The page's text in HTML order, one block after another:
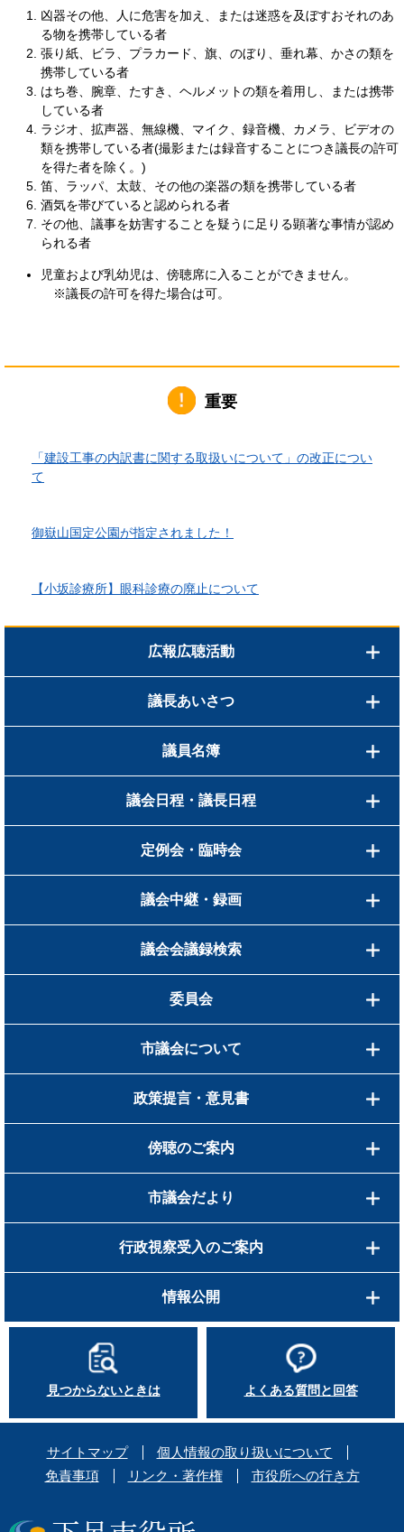
凶器その他、人に危害を加え、または迷惑を及ぼすおそれのあ
る物を携帯している者
張り紙、ビラ、プラカード、旗、のぼり、垂れ幕、かさの類を
携帯している者
はち巻、腕章、たすき、ヘルメットの類を着用し、または携帯
している者
ラジオ、拡声器、無線機、マイク、録音機、カメラ、ビデオの
類を携帯している者(撮影または録音することにつき議長の許可
を得た者を除く。)
笛、ラッパ、太鼓、その他の楽器の類を携帯している者
酒気を帯びていると認められる者
その他、議事を妨害することを疑うに足りる顕著な事情が認め
られる者
児童および乳幼児は、傍聴席に入ることができません。
※議長の許可を得た場合は可。
重要
「建設工事の内訳書に関する取扱いについて」の改正につい
て
御嶽山国定公園が指定されました！
【小坂診療所】眼科診療の廃止について
広報広聴活動
議長あいさつ
議員名簿
議会日程・議長日程
定例会・臨時会
議会中継・録画
議会会議録検索
委員会
市議会について
政策提言・意見書
傍聴のご案内
市議会だより
行政視察受入のご案内
情報公開
見つからないときは よくある質問と回答
サイトマップ
個人情報の取り扱いについて
免責事項
リンク・著作権 市役所への行き方